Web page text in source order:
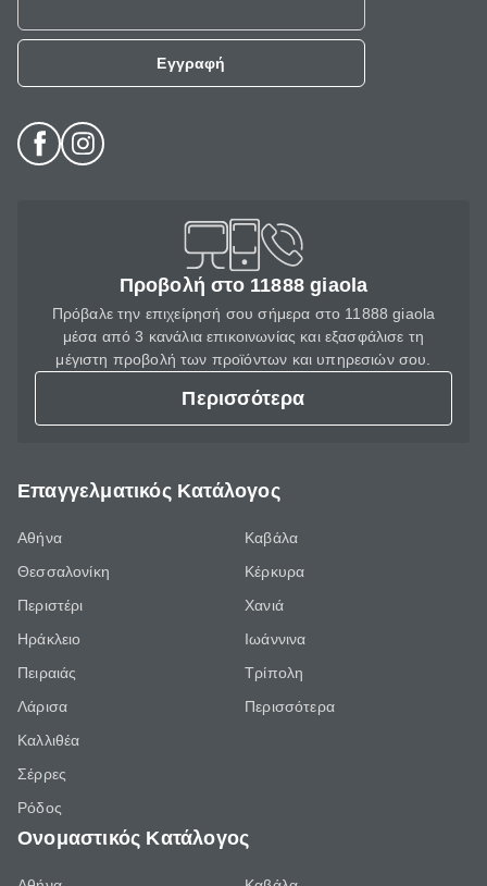
Εγγραφή
Προβολή στο 11888 giaola
Πρόβαλε την επιχείρησή σου σήμερα στο 11888 giaola
μέσα από 3 κανάλια επικοινωνίας και εξασφάλισε τη
μέγιστη προβολή των προϊόντων και υπηρεσιών σου.
Περισσότερα
Επαγγελματικός Κατάλογος
Αθήνα
Θεσσαλονίκη
Περιστέρι
Ηράκλειο
Πειραιάς
Λάρισα
Καλλιθέα
Σέρρες
Ρόδος
Καβάλα
Κέρκυρα
Χανιά
Ιωάννινα
Τρίπολη
Περισσότερα
Ονομαστικός Κατάλογος